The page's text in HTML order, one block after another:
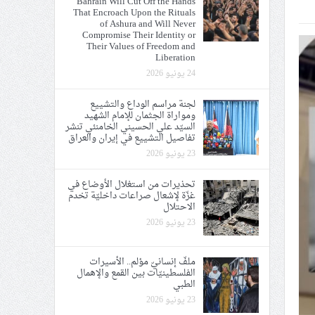
الحريّة والتحرير
الإمام الحسين «ع»
في إيران والعراق
That Encroach Upon the Rituals
of Ashura and Will Never
Compromise Their Identity or
Their Values of Freedom and
Liberation
24 يونيو 2026
لجنة مراسم الوداع والتشييع
ومواراة الجثمان للإمام الشهيد
السيّد علي الحسيني الخامنئي تنشر
تفاصيل التشييع في إيران والعراق
23 يونيو 2026
تحذيرات من استغلال الأوضاع في
غزّة لإشعال صراعات داخليّة تخدم
الاحتلال
23 يونيو 2026
ملفّ إنسانيّ مؤلم.. الأسيرات
الفلسطينيّات بين القمع والإهمال
الطبي
23 يونيو 2026